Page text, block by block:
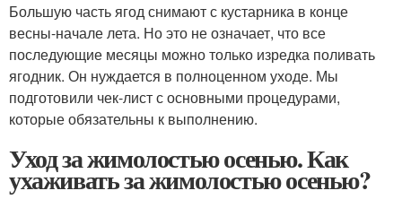
Большую часть ягод снимают с кустарника в конце
весны-начале лета. Но это не означает, что все
последующие месяцы можно только изредка поливать
ягодник. Он нуждается в полноценном уходе. Мы
подготовили чек-лист с основными процедурами,
которые обязательны к выполнению.
Уход за жимолостью осенью. Как
ухаживать за жимолостью осенью?